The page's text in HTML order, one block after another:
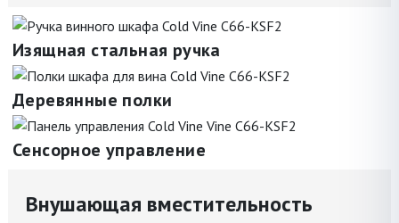
Изящная стальная ручка
Деревянные полки
Сенсорное управление
Внушающая вместительность